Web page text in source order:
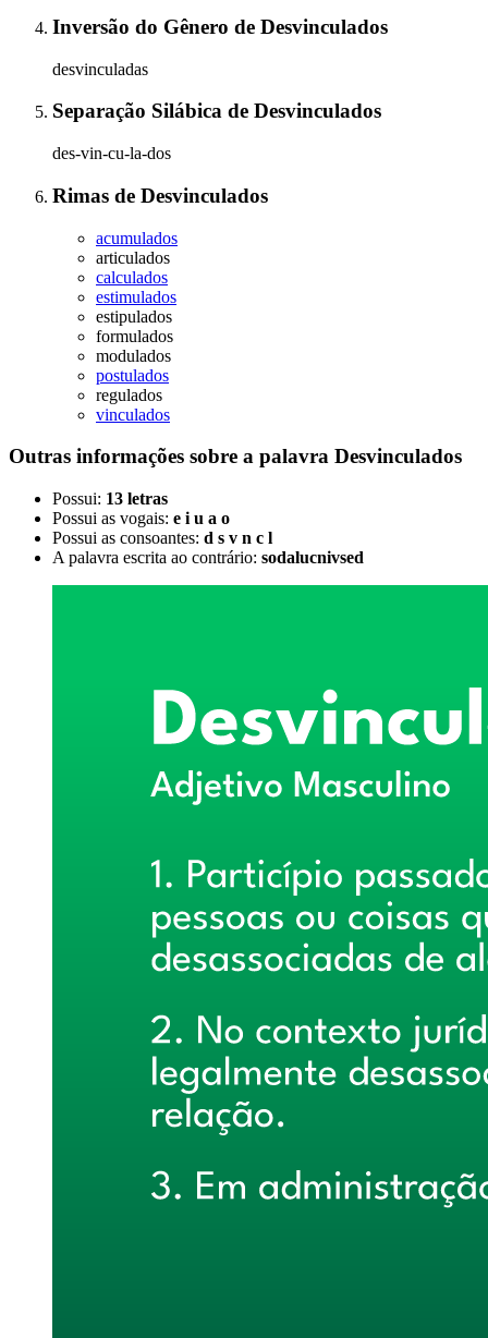
Inversão do Gênero de Desvinculados
desvinculadas
Separação Silábica de Desvinculados
des-vin-cu-la-dos
Rimas de Desvinculados
acumulados
articulados
calculados
estimulados
estipulados
formulados
modulados
postulados
regulados
vinculados
Outras informações sobre a palavra Desvinculados
Possui: 13 letras
Possui as vogais: e i u a o
Possui as consoantes: d s v n c l
A palavra escrita ao contrário: sodalucnivsed